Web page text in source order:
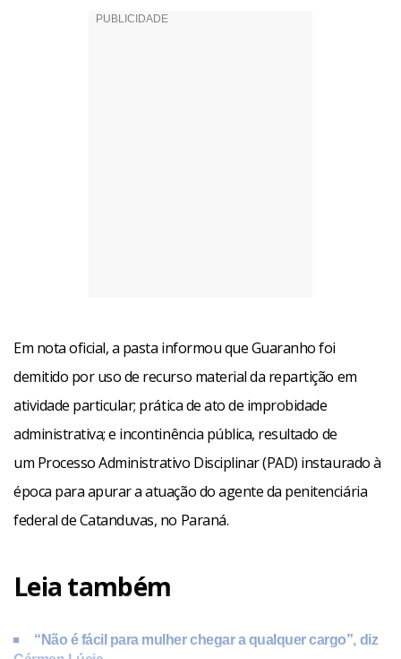
Em nota oficial, a pasta informou que Guaranho foi
demitido por uso de recurso material da repartição em
atividade particular; prática de ato de improbidade
administrativa; e incontinência pública, resultado de
um Processo Administrativo Disciplinar (PAD) instaurado à
época para apurar a atuação do agente da penitenciária
federal de Catanduvas, no Paraná.
Leia também
“Não é fácil para mulher chegar a qualquer cargo”, diz